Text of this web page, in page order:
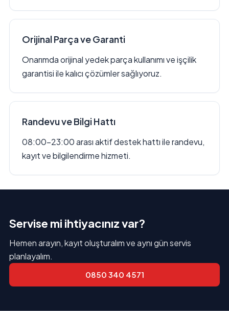
Orijinal Parça ve Garanti
Onarımda orijinal yedek parça kullanımı ve işçilik
garantisi ile kalıcı çözümler sağlıyoruz.
Randevu ve Bilgi Hattı
08:00–23:00 arası aktif destek hattı ile randevu,
kayıt ve bilgilendirme hizmeti.
Servise mi ihtiyacınız var?
Hemen arayın, kayıt oluşturalım ve aynı gün servis
planlayalım.
0850 340 4571